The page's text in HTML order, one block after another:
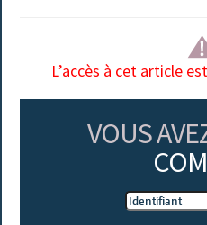
L’accès à cet article
VOUS